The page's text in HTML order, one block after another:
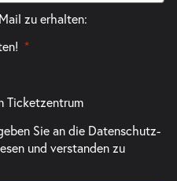
zu erhalten:
Ticketzentrum
Sie an die Datenschutz-
und verstanden zu